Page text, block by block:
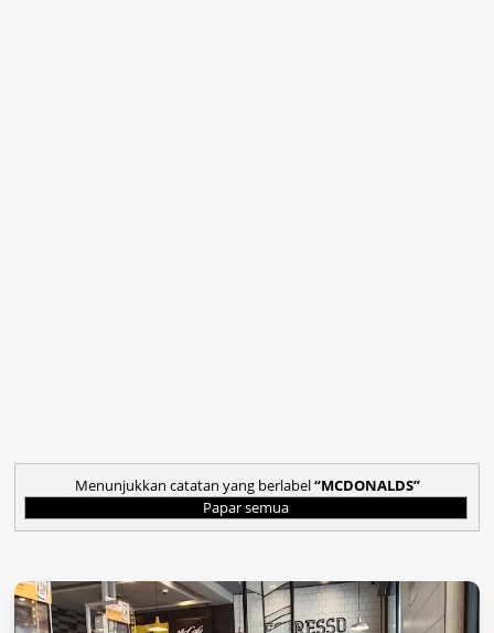
Menunjukkan catatan yang berlabel MCDONALDS
Papar semua